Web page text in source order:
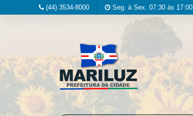
(44) 3534-8000 Seg. à Sex. 07:30 às 17:00